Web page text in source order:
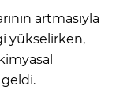
artmasıyla
yükselirken,
geldi.